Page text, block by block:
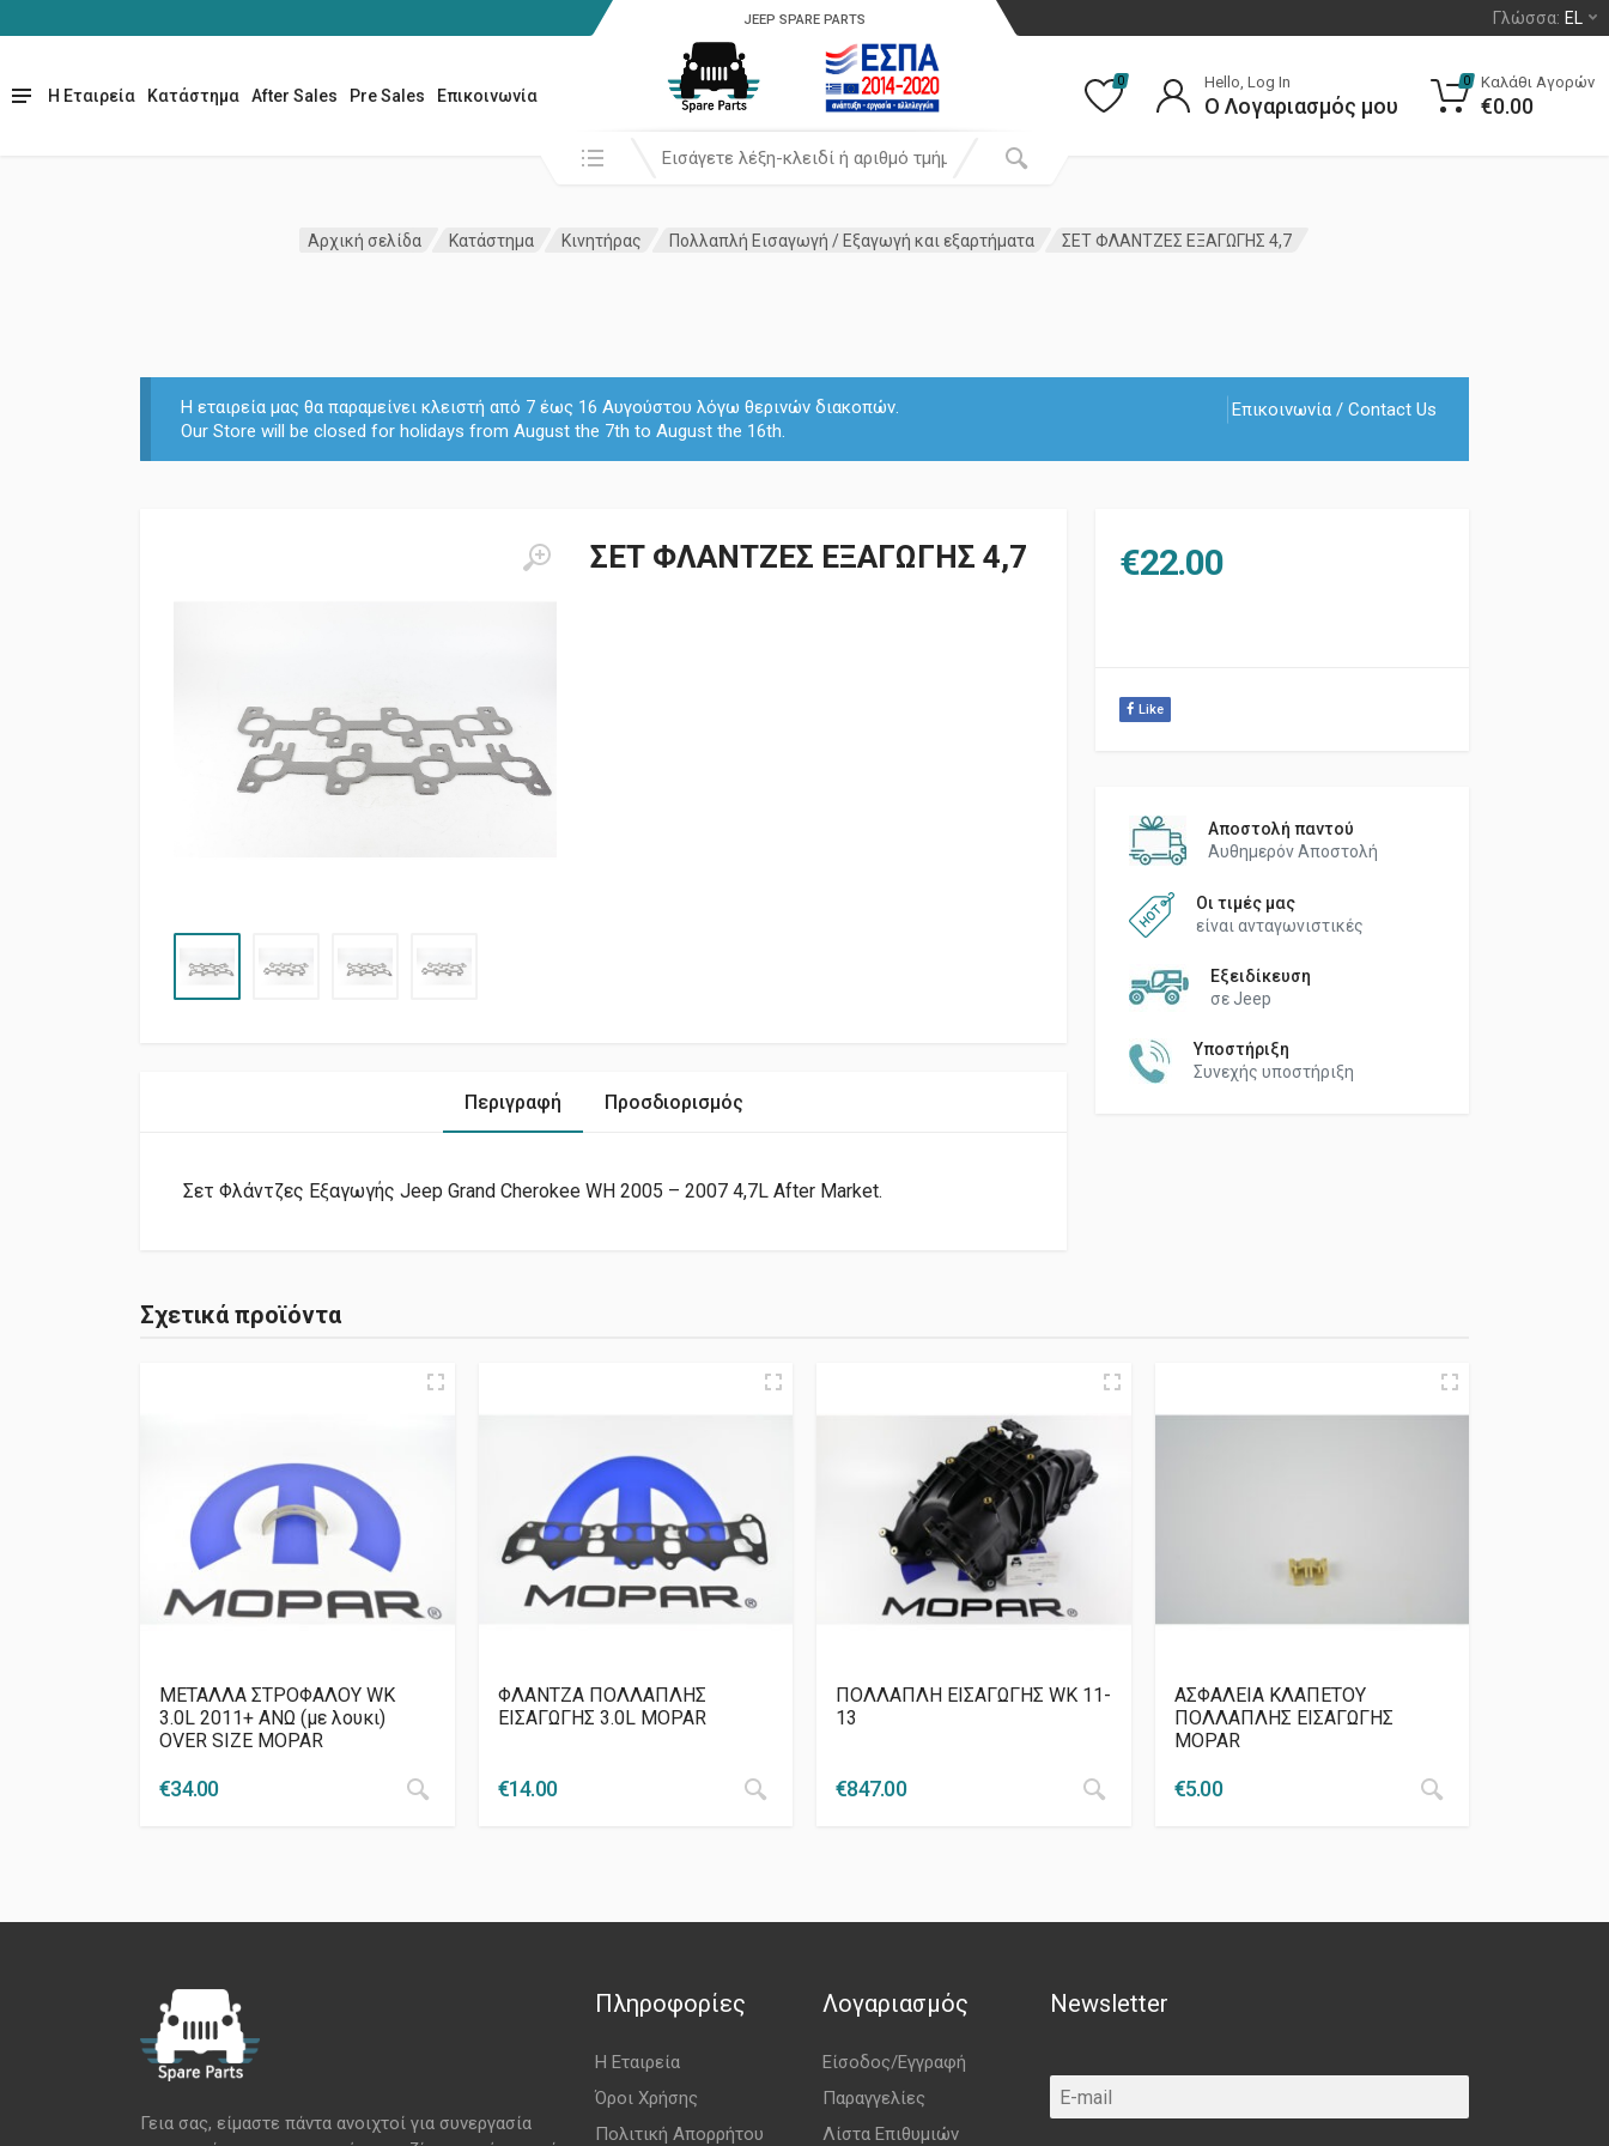
Γλώσσα: EL
Η Εταιρεία Κατάστημα After Sales Pre Sales Επικοινωνία
JEEP SPARE PARTS
Αναζήτησή σε:
0 Hello, Log In
Ο Λογαριασμός μου
0 Καλάθι Αγορών
€0.00
Αρχική σελίδα Κατάστημα Κινητήρας Πολλαπλή Εισαγωγή / Εξαγωγή και εξαρτήματα ΣΕΤ ΦΛΑΝΤΖΕΣ ΕΞΑΓΩΓΗΣ 4,7
Επικοινωνία / Contact Us
Η εταιρεία μας θα παραμείνει κλειστή από 7 έως 16 Αυγούστου λόγω θερινών διακοπών.
Our Store will be closed for holidays from August the 7th to August the 16th.
ΣΕΤ ΦΛΑΝΤΖΕΣ ΕΞΑΓΩΓΗΣ 4,7 €22.00
Like
Αποστολή παντού
Αυθημερόν Αποστολή
Οι τιμές μας
είναι ανταγωνιστικές
Εξειδίκευση
σε Jeep
Υποστήριξη
Συνεχής υποστήριξη
Περιγραφή Προσδιορισμός
Σετ Φλάντζες Εξαγωγής Jeep Grand Cherokee WH 2005 – 2007 4,7L After Market.
Σχετικά προϊόντα
ΜΕΤΑΛΛΑ ΣΤΡΟΦΑΛΟΥ WK
3.0L 2011+ ΑΝΩ (με λουκι)
OVER SIZE MOPAR
€34.00
ΦΛΑΝΤΖΑ ΠΟΛΛΑΠΛΗΣ
ΕΙΣΑΓΩΓΗΣ 3.0L MOPAR
€14.00
ΠΟΛΛΑΠΛΗ ΕΙΣΑΓΩΓΗΣ WK 11-
13
€847.00
ΑΣΦΑΛΕΙΑ ΚΛΑΠΕΤΟΥ
ΠΟΛΛΑΠΛΗΣ ΕΙΣΑΓΩΓΗΣ
MOPAR
€5.00
Γεια σας, είμαστε πάντα ανοιχτοί για συνεργασία
Πληροφορίες
Η Εταιρεία
Όροι Χρήσης
Πολιτική Απορρήτου
Λογαριασμός
Είσοδος/Εγγραφή
Παραγγελίες
Λίστα Επιθυμιών
Newsletter